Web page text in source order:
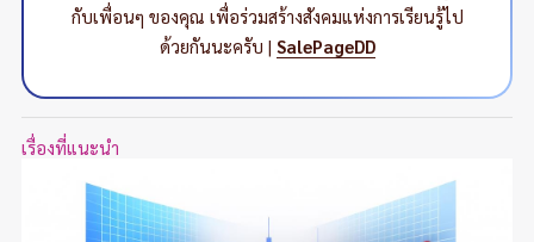
กับเพื่อนๆ ของคุณ เพื่อร่วมสร้างสังคมแห่งการเรียนรู้ไป
ด้วยกันนะครับ | SalePageDD
เรื่องที่แนะนำ